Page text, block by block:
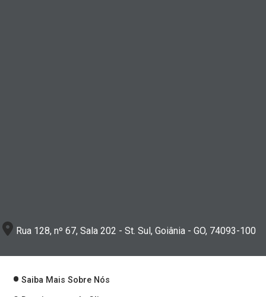
Rua 128, nº 67, Sala 202 - St. Sul, Goiânia - GO, 74093-100
Saiba Mais Sobre Nós